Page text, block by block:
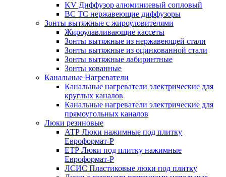
KV Диффузор алюминиевый сопловый
ВС ТС нержавеющие диффузоры
Зонты вытяжные с жироуловителями
Жироулавливающие кассеты
Зонты вытяжные из нержавеющей стали
Зонты вытяжные из оцинкованной стали
Зонты вытяжные лабиринтные
Зонты кованные
Канальные Нагреватели
Канальные нагреватели электрические для
круглых каналов
Канальные нагреватели электрические для
прямоугольных каналов
Люки резиновые
АТР Люки нажимные под плитку
Евроформат-Р
ЕТР Люки под плитку нажимные
Евроформат-Р
ЛСИС Пластиковые люки под плитку